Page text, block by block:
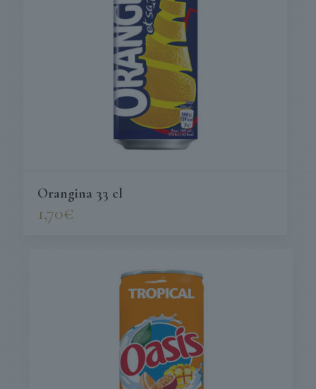
Orangina 33 cl
1,70€